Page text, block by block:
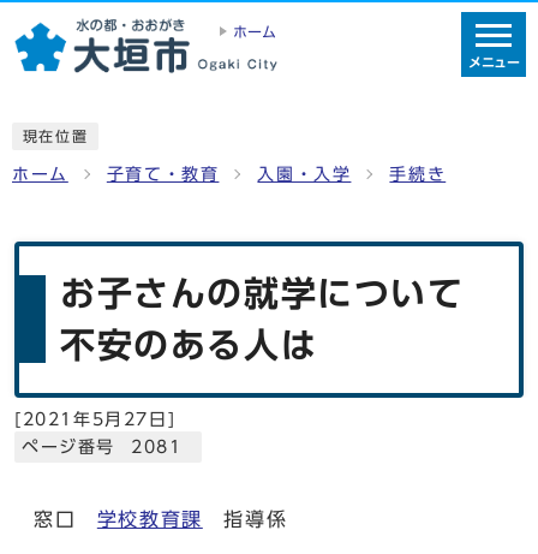
ホーム
メニュー
現在位置
ホーム 子育て・教育 入園・入学 手続き
お子さんの就学について
不安のある人は
[ 2021年5月27日 ]
ページ番号 2081
窓口 学校教育課 指導係